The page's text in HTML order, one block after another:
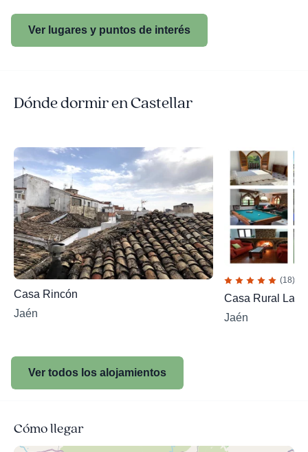
Ver lugares y puntos de interés
Dónde dormir en Castellar
Casa Rincón
Jaén
(18)
Casa Rural La
Jaén
Ver todos los alojamientos
Cómo llegar